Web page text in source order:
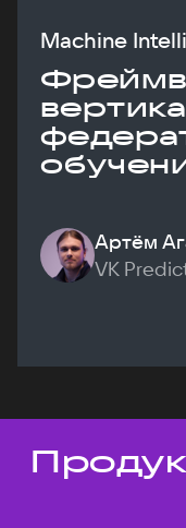
Machine
Артём
VK
Темы